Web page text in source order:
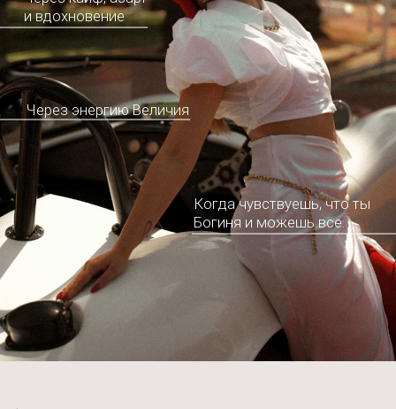
НЕ СМОГУ
У МЕНЯ НЕ ПОЛУЧИТСЯ
НЕДОСТАТОЧНО …
НЕ ДОСТОЙНА
НЕ НУЖНО
БЕССМЫСЛЕННО